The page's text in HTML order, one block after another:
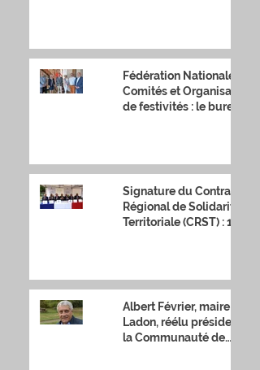
Fédération Nationale des
Comités et Organisateurs
de festivités : le bureau
Signature du Contrat
Régional de Solidarité
Territoriale (CRST) : 17
Albert Février, maire de
Ladon, réélu président de
la Communauté de